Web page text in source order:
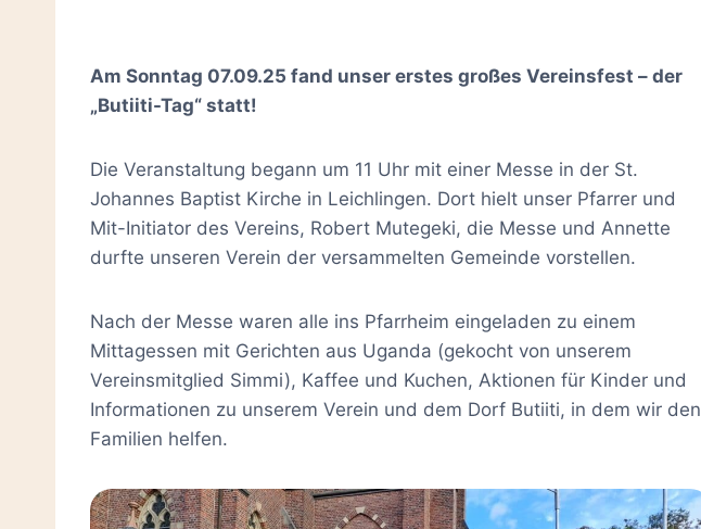
Am Sonntag 07.09.25 fand unser erstes großes Vereinsfest – der
„Butiiti-Tag“ statt!
Die Veranstaltung begann um 11 Uhr mit einer Messe in der St.
Johannes Baptist Kirche in Leichlingen. Dort hielt unser Pfarrer und
Mit-Initiator des Vereins, Robert Mutegeki, die Messe und Annette
durfte unseren Verein der versammelten Gemeinde vorstellen.
Nach der Messe waren alle ins Pfarrheim eingeladen zu einem
Mittagessen mit Gerichten aus Uganda (gekocht von unserem
Vereinsmitglied Simmi), Kaffee und Kuchen, Aktionen für Kinder und
Informationen zu unserem Verein und dem Dorf Butiiti, in dem wir den
Familien helfen.